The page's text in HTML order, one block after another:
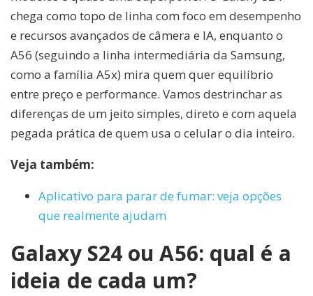
chega como topo de linha com foco em desempenho
e recursos avançados de câmera e IA, enquanto o
A56 (seguindo a linha intermediária da Samsung,
como a família A5x) mira quem quer equilíbrio
entre preço e performance. Vamos destrinchar as
diferenças de um jeito simples, direto e com aquela
pegada prática de quem usa o celular o dia inteiro.
Veja também:
Aplicativo para parar de fumar: veja opções
que realmente ajudam
Galaxy S24 ou A56: qual é a
ideia de cada um?